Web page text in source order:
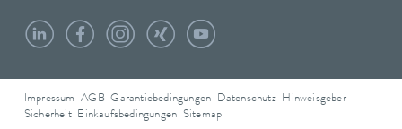
Impressum AGB Garantiebedingungen Datenschutz Hinweisgeber
Sicherheit Einkaufsbedingungen Sitemap